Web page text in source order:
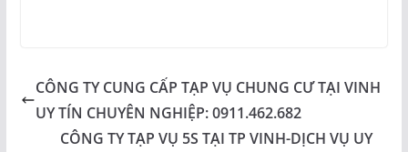
CÔNG TY CUNG CẤP TẠP VỤ CHUNG CƯ TẠI VINH
UY TÍN CHUYÊN NGHIỆP: 0911.462.682
CÔNG TY TẠP VỤ 5S TẠI TP VINH-DỊCH VỤ UY